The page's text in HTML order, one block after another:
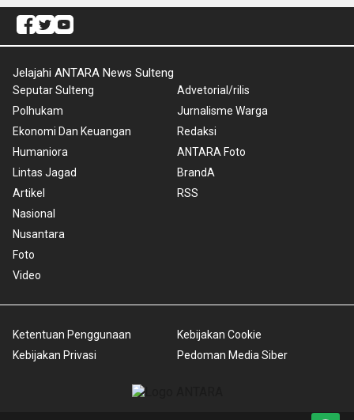
Jelajahi ANTARA News Sulteng
Seputar Sulteng
Polhukam
Ekonomi Dan Keuangan
Humaniora
Lintas Jagad
Artikel
Nasional
Nusantara
Foto
Video
Advetorial/rilis
Jurnalisme Warga
Redaksi
ANTARA Foto
BrandA
RSS
Ketentuan Penggunaan
Kebijakan Privasi
Kebijakan Cookie
Pedoman Media Siber